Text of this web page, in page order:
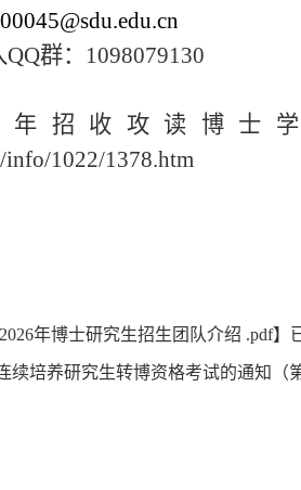
QQ群： 1098079130
年招收攻读博士
info/1022/1378.htm
年博士研究生招生团队介绍 .pdf】
续培养研究生转博资格考试的通知（